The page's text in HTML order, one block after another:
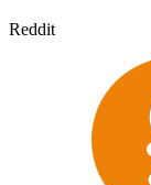
Reddit